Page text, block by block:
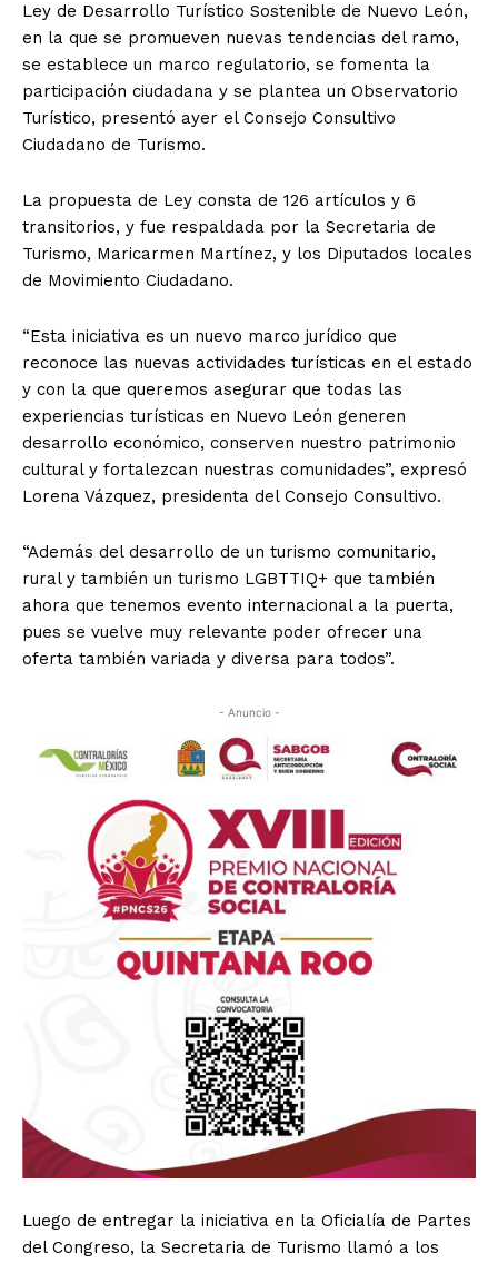
Ley de Desarrollo Turístico Sostenible de Nuevo León,
en la que se promueven nuevas tendencias del ramo,
se establece un marco regulatorio, se fomenta la
participación ciudadana y se plantea un Observatorio
Turístico, presentó ayer el Consejo Consultivo
Ciudadano de Turismo.
La propuesta de Ley consta de 126 artículos y 6
transitorios, y fue respaldada por la Secretaria de
Turismo, Maricarmen Martínez, y los Diputados locales
de Movimiento Ciudadano.
“Esta iniciativa es un nuevo marco jurídico que
reconoce las nuevas actividades turísticas en el estado
y con la que queremos asegurar que todas las
experiencias turísticas en Nuevo León generen
desarrollo económico, conserven nuestro patrimonio
cultural y fortalezcan nuestras comunidades”, expresó
Lorena Vázquez, presidenta del Consejo Consultivo.
“Además del desarrollo de un turismo comunitario,
rural y también un turismo LGBTTIQ+ que también
ahora que tenemos evento internacional a la puerta,
pues se vuelve muy relevante poder ofrecer una
oferta también variada y diversa para todos”.
- Anuncio -
Luego de entregar la iniciativa en la Oficialía de Partes
del Congreso, la Secretaria de Turismo llamó a los